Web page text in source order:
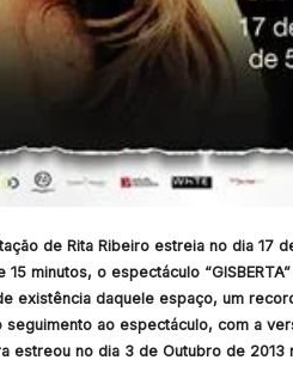
de Rita Ribeiro estreia no dia 17
15 minutos, o espectáculo “GISBERTA
existência daquele espaço, um
ao espectáculo, com a
estreou no dia 3 de Outubro de